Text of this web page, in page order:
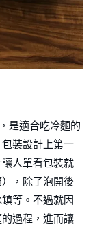
是適合吃冷麵的
裝設計上第一
人單看包裝就
，除了泡開後
等。不過就因
過程，進而讓